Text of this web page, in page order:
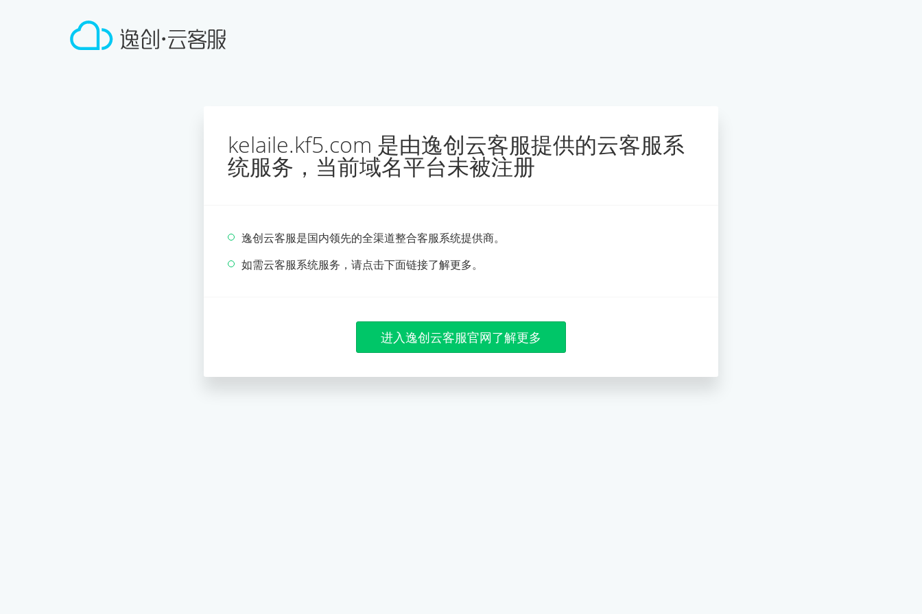
kelaile.kf5.com 是由逸创云客服提供的云客服系
统服务，当前域名平台未被注册
逸创云客服是国内领先的全渠道整合客服系统提供商。
如需云客服系统服务，请点击下面链接了解更多。
进入逸创云客服官网了解更多